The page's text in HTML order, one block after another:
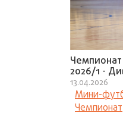
2026/1 -
13.04.2026
Мини-
Чемпионат